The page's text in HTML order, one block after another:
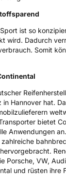
/
ist so
wird. Dadurch
Somit
Hannover hat.
bietet
Anwendungen
Porsche, VW,
und rüsten ihre